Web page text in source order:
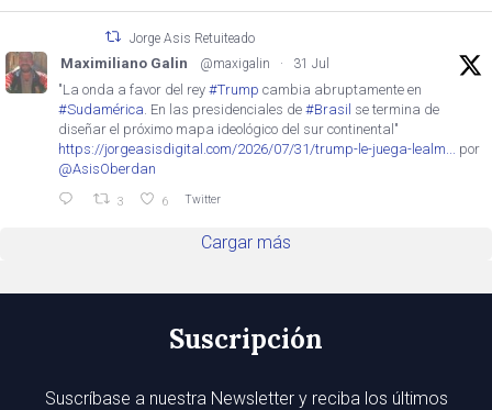
Jorge Asis Retuiteado
Maximiliano Galin @maxigalin · 31 Jul
"La onda a favor del rey #Trump cambia abruptamente en
#Sudamérica . En las presidenciales de #Brasil se termina de
diseñar el próximo mapa ideológico del sur continental"
https://jorgeasisdigital.com/2026/07/31/trump-le-juega-lealm...
por
@AsisOberdan
3 6 Twitter
Cargar más
Suscripción
Suscríbase a nuestra Newsletter y reciba los últimos